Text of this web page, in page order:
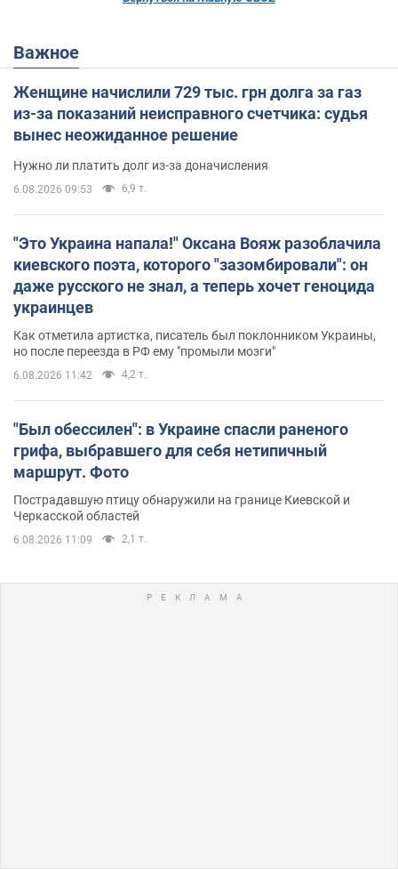
Важное
Женщине начислили 729 тыс. грн долга за газ
из-за показаний неисправного счетчика: судья
вынес неожиданное решение
Нужно ли платить долг из-за доначисления
6.08.2026 09:53 6,9 т.
"Это Украина напала!" Оксана Вояж разоблачила
киевского поэта, которого "зазомбировали": он
даже русского не знал, а теперь хочет геноцида
украинцев
Как отметила артистка, писатель был поклонником Украины,
но после переезда в РФ ему "промыли мозги"
6.08.2026 11:42 4,2 т.
"Был обессилен": в Украине спасли раненого
грифа, выбравшего для себя нетипичный
маршрут. Фото
Пострадавшую птицу обнаружили на границе Киевской и
Черкасской областей
6.08.2026 11:09 2,1 т.